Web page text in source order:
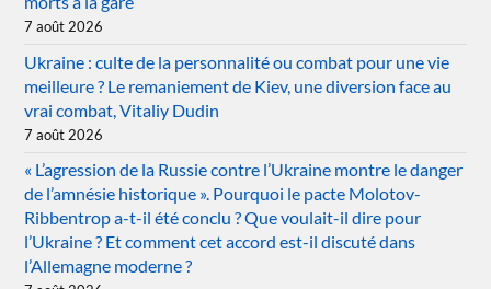
7 août 2026
Ukraine : culte de la personnalité ou combat pour une vie
meilleure ? Le remaniement de Kiev, une diversion face au
vrai combat, Vitaliy Dudin
7 août 2026
« L’agression de la Russie contre l’Ukraine montre le danger
de l’amnésie historique ». Pourquoi le pacte Molotov-
Ribbentrop a-t-il été conclu ? Que voulait-il dire pour
l’Ukraine ? Et comment cet accord est-il discuté dans
l’Allemagne moderne ?